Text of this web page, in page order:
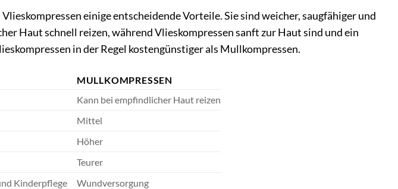
einige entscheidende Vorteile. Sie sind weicher, saugfähiger und
Haut schnell reizen, während Vlieskompressen sanft zur Haut sind und ein
in der Regel kostengünstiger als Mullkompressen.
MULLKOMPRESSEN
Kann bei empfindlicher Haut reizen
Mittel
Höher
Teurer
Kinderpflege Wundversorgung